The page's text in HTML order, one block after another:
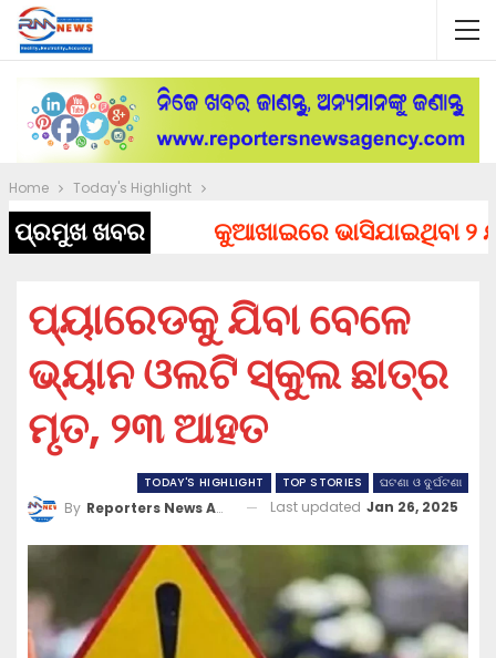
Home Today's Highlight
ପ୍ରମୁଖ ଖବର କୁଆଖାଇରେ ଭାସିଯାଇଥିବା ୨
ପ୍ୟାରେଡକୁ ଯିବା ବେଳେ
ଭ୍ୟାନ ଓଲଟି ସ୍କୁଲ ଛାତ୍ର
ମୃତ, ୨୩ ଆହତ
TODAY'S HIGHLIGHT TOP STORIES ଘଟଣା ଓ ଦୁର୍ଘଟଣା
By Reporters News Agency Last updated Jan 26, 2025